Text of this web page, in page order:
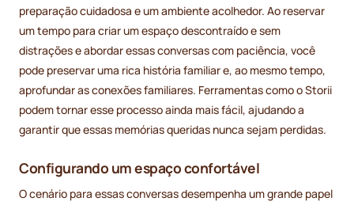
preparação cuidadosa e um ambiente acolhedor. Ao reservar
um tempo para criar um espaço descontraído e sem
distrações e abordar essas conversas com paciência, você
pode preservar uma rica história familiar e, ao mesmo tempo,
aprofundar as conexões familiares. Ferramentas como o Storii
podem tornar esse processo ainda mais fácil, ajudando a
garantir que essas memórias queridas nunca sejam perdidas.
Configurando um espaço confortável
O cenário para essas conversas desempenha um grande papel